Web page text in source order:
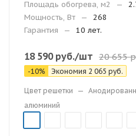
Площадь обогрева, м2 —
Мощность, Вт
—
268
Гарантия
— 10 лет.
18 590руб./шт 20 655
-10% Экономия 2 065 руб.
Цвет решетки —
алюминий